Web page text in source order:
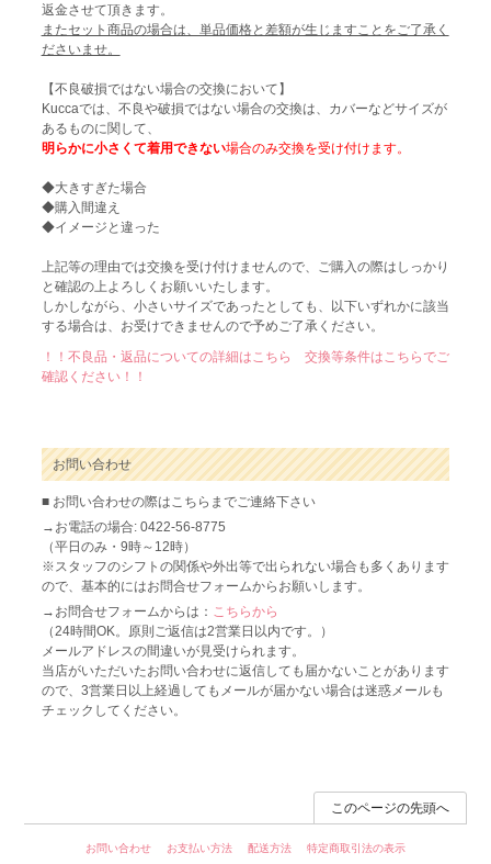
返金させて頂きます。
またセット商品の場合は、単品価格と差額が生じますことをご了承く
ださいませ。
【不良破損ではない場合の交換において】
Kuccaでは、不良や破損ではない場合の交換は、カバーなどサイズが
あるものに関して、
明らかに小さくて着用できない場合のみ交換を受け付けます。
◆大きすぎた場合
◆購入間違え
◆イメージと違った
上記等の理由では交換を受け付けませんので、ご購入の際はしっかり
と確認の上よろしくお願いいたします。
しかしながら、小さいサイズであったとしても、以下いずれかに該当
する場合は、お受けできませんので予めご了承ください。
！！不良品・返品についての詳細はこちら 交換等条件はこちらでご
確認ください！！
お問い合わせ
■ お問い合わせの際はこちらまでご連絡下さい
→お電話の場合: 0422-56-8775
（平日のみ・9時～12時）
※スタッフのシフトの関係や外出等で出られない場合も多くあります
ので、基本的にはお問合せフォームからお願いします。
→お問合せフォームからは： こちらから
（24時間OK。原則ご返信は2営業日以内です。）
メールアドレスの間違いが見受けられます。
当店がいただいたお問い合わせに返信しても届かないことがあります
ので、3営業日以上経過してもメールが届かない場合は迷惑メールも
チェックしてください。
このページの先頭へ
お問い合わせ お支払い方法 配送方法 特定商取引法の表示